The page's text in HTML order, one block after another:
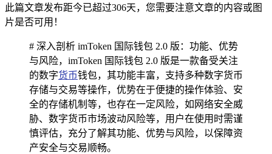
此篇文章发布距今已超过306天，您需要注意文章的内容或图
片是否可用！
# 深入剖析 imToken 国际钱包 2.0 版：功能、优势
与风险，imToken 国际钱包 2.0 版是一款备受关注
的数字货币钱包，其功能丰富，支持多种数字货币
存储与交易等操作，优势在于便捷的操作体验、安
全的存储机制等，也存在一定风险，如网络安全威
胁、数字货币市场波动风险等，用户在使用时需谨
慎评估，充分了解其功能、优势与风险，以保障资
产安全与交易顺畅。